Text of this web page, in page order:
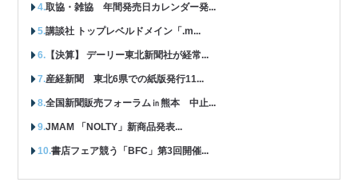
取協・雑協 年間発売日カレンダー発...
講談社 トップレベルドメイン「.m...
【決算】 デーリー東北新聞社が経常...
産経新聞 東北6県での紙版発行11...
全国新聞販売フォーラム㏌熊本 中止...
JMAM 「NOLTY」新商品発表...
書店フェア競う「BFC」第3回開催...